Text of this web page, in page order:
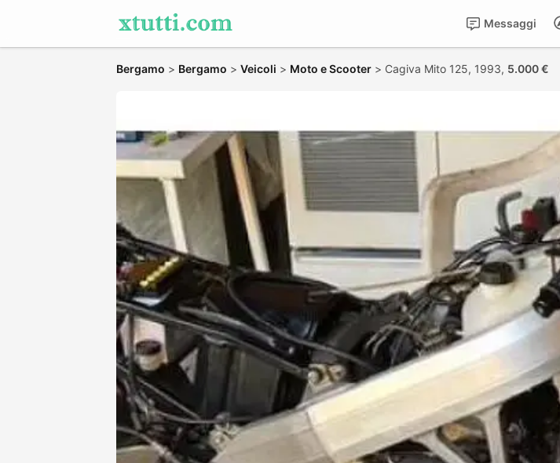
Messaggi
Bergamo > Bergamo > Veicoli > Moto e Scooter > Cagiva Mito 125, 1993, 5.000 €